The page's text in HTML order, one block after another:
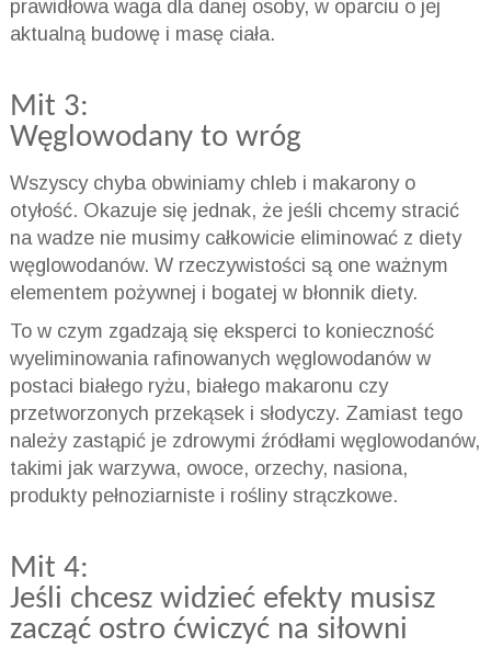
prawidłowa waga dla danej osoby, w oparciu o jej
aktualną budowę i masę ciała.
Mit 3:
Węglowodany to wróg
Wszyscy chyba obwiniamy chleb i makarony o
otyłość. Okazuje się jednak, że jeśli chcemy stracić
na wadze nie musimy całkowicie eliminować z diety
węglowodanów. W rzeczywistości są one ważnym
elementem pożywnej i bogatej w błonnik diety.
To w czym zgadzają się eksperci to konieczność
wyeliminowania rafinowanych węglowodanów w
postaci białego ryżu, białego makaronu czy
przetworzonych przekąsek i słodyczy. Zamiast tego
należy zastąpić je zdrowymi źródłami węglowodanów,
takimi jak warzywa, owoce, orzechy, nasiona,
produkty pełnoziarniste i rośliny strączkowe.
Mit 4:
Jeśli chcesz widzieć efekty musisz
zacząć ostro ćwiczyć na siłowni